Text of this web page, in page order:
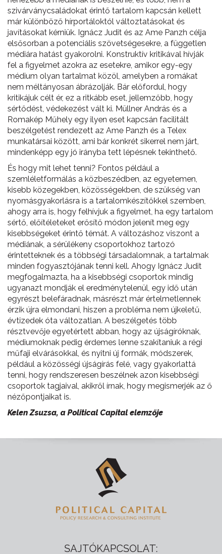
szivárványcsaládokat érintő tartalom kapcsán kellett
már különböző hírportáloktól változtatásokat és
javításokat kérniük. Ignácz Judit és az Ame Panzh célja
elsősorban a potenciális szövetségesekre, a független
médiára hatást gyakorolni. Konstruktív kritikával hívják
fel a figyelmet azokra az esetekre, amikor egy-egy
médium olyan tartalmat közöl, amelyben a romákat
nem méltányosan ábrázolják. Bár előfordul, hogy
kritikájuk célt ér, ez a ritkább eset, jellemzőbb, hogy
sértődést, védekezést vált ki. Müllner András és a
Romakép Műhely egy ilyen eset kapcsán facilitált
beszélgetést rendezett az Ame Panzh és a Telex
munkatársai között, ami bár konkrét sikerrel nem járt,
mindenképp egy jó irányba tett lépésnek tekinthető.
És hogy mit lehet tenni? Fontos például a
szemléletformálás a közbeszédben, az egyetemen,
kisebb közegekben, közösségekben, de szükség van
nyomásgyakorlásra is a tartalomkészítőkkel szemben,
ahogy arra is, hogy felhívjuk a figyelmet, ha egy tartalom
sértő, előítéleteket erősítő módon jelenít meg egy
kisebbségeket érintő témát. A változáshoz viszont a
médiának, a sérülékeny csoportokhoz tartozó
érintetteknek és a többségi társadalomnak, a tartalmak
minden fogyasztójának tenni kell. Ahogy Ignácz Judit
megfogalmazta, ha a kisebbségi csoportok mindig
ugyanazt mondják el eredménytelenül, egy idő után
egyrészt belefáradnak, másrészt már értelmetlennek
érzik újra elmondani, hiszen a probléma nem újkeletű,
évtizedek óta változatlan. A beszélgetés több
résztvevője egyetértett abban, hogy az újságíróknak,
médiumoknak pedig érdemes lenne szakítaniuk a régi
műfaji elvárásokkal, és nyitni új formák, módszerek,
például a közösségi újságírás felé, vagy gyakorlattá
tenni, hogy rendszeresen beszélnek azon kisebbségi
csoportok tagjaival, akikről írnak, hogy megismerjék az ő
nézőpontjaikat is.
Kelen Zsuzsa, a Political Capital elemzője
SAJTÓKAPCSOLAT: